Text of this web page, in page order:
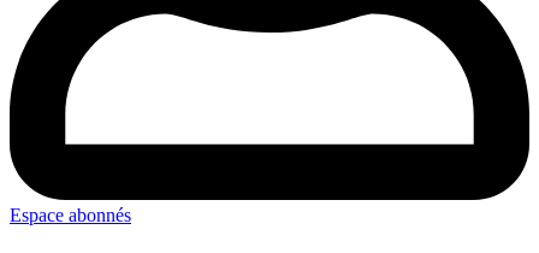
Espace abonnés